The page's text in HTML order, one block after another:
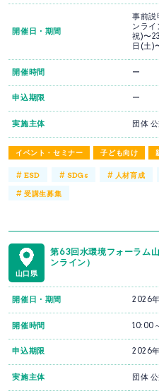
イベント・セミナー 子ども向け
開催日・期間
事前
ンラ
祝)〜
日(土)
開催時間 ー
申込期限 ー
実施主体 団体
#ESD # SDGs # 人材育成
#受講生募集
山口県
第63回水環境フォーラム
ンライン）
開催日・期間 2026
開催時間 10:00
申込期限 2026
実施主体 団体